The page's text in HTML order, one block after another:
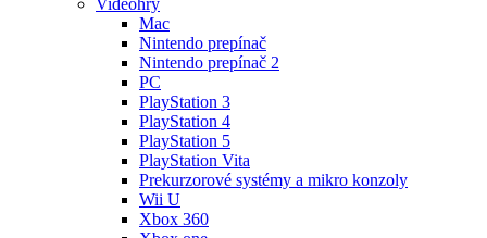
Mac
Nintendo prepínač
Nintendo prepínač 2
PC
PlayStation 3
PlayStation 4
PlayStation 5
PlayStation Vita
Prekurzorové systémy a mikro konzoly
Wii U
Xbox 360